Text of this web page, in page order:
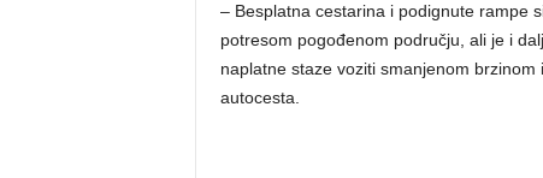
– Besplatna cestarina i podignute rampe
potresom pogođenom području, ali je i
naplatne staze voziti smanjenom
autocesta.